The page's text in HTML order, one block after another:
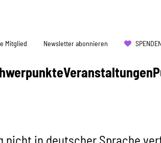
Veranstaltungen
Mitglied Newsletter abonnieren SPENDEN
nicht in deutscher Sprache